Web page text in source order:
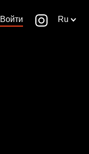
Войти Ru